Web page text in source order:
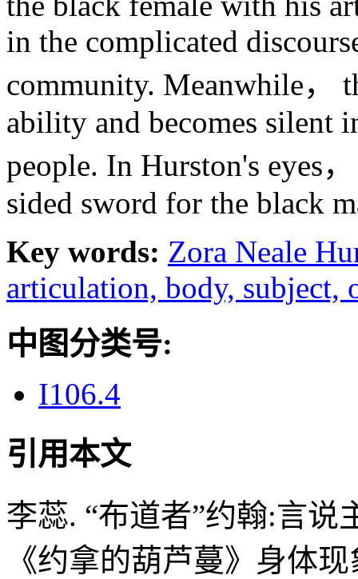
in the complicated
community. Meanwhile，
ability and becomes silent
people. In Hurston's eyes
sided sword for the black
Key words: Zora Neale
articulation, body, subject,
中图分类号:
I106.4
引用本文
李蕊. “布道者”约翰:言
《约拿的葫芦蔓》身体